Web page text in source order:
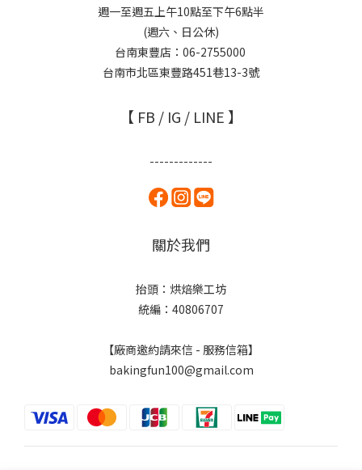
週一至週五上午10點至下午6點半
(週六、日公休)
台南東豐店：06-2755000
台南市北區東豐路451巷13-3號
【 FB / IG / LINE 】
-------------
關於我們
抬頭：烘焙樂工坊
統編：40806707
【廠商邀約請來信 - 服務信箱】
bakingfun100@gmail.com